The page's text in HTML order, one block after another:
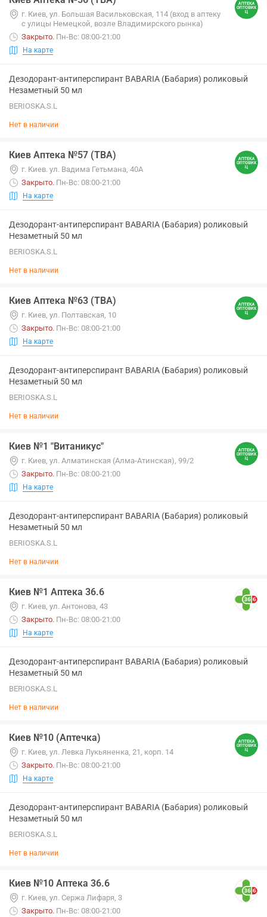
г. Киев, ул. Большая Васильковская, 114 (вход в аптеку
с улицы Немецкой, возле Владимирского рынка)
Закрыто. Пн-Вс: 08:00-21:00
На карте
Дезодорант-антиперспирант BABARIA (Бабария) роликовый
Незаметный 50 мл
BERIOSKA.S.L
Нет в наличии
Киев Аптека №57 (ТВА)
г. Киев. ул. Вадима Гетьмана, 40А
Закрыто. Пн-Вс: 08:00-21:00
На карте
Дезодорант-антиперспирант BABARIA (Бабария) роликовый
Незаметный 50 мл
BERIOSKA.S.L
Нет в наличии
Киев Аптека №63 (ТВА)
г. Киев, ул. Полтавская, 10
Закрыто. Пн-Вс: 08:00-21:00
На карте
Дезодорант-антиперспирант BABARIA (Бабария) роликовый
Незаметный 50 мл
BERIOSKA.S.L
Нет в наличии
Киев №1 "Витаникус"
г. Киев, ул. Алматинская (Алма-Атинская), 99/2
Закрыто. Пн-Вс: 08:00-21:00
На карте
Дезодорант-антиперспирант BABARIA (Бабария) роликовый
Незаметный 50 мл
BERIOSKA.S.L
Нет в наличии
Киев №1 Аптека 36.6
г. Киев, ул. Антонова, 43
Закрыто. Пн-Вс: 08:00-21:00
На карте
Дезодорант-антиперспирант BABARIA (Бабария) роликовый
Незаметный 50 мл
BERIOSKA.S.L
Нет в наличии
Киев №10 (Аптечка)
г. Киев, ул. Левка Лукьяненка, 21, корп. 14
Закрыто. Пн-Вс: 08:00-21:00
На карте
Дезодорант-антиперспирант BABARIA (Бабария) роликовый
Незаметный 50 мл
BERIOSKA.S.L
Нет в наличии
Киев №10 Аптека 36.6
г. Киев, ул. Сержа Лифаря, 3
Закрыто. Пн-Вс: 08:00-21:00